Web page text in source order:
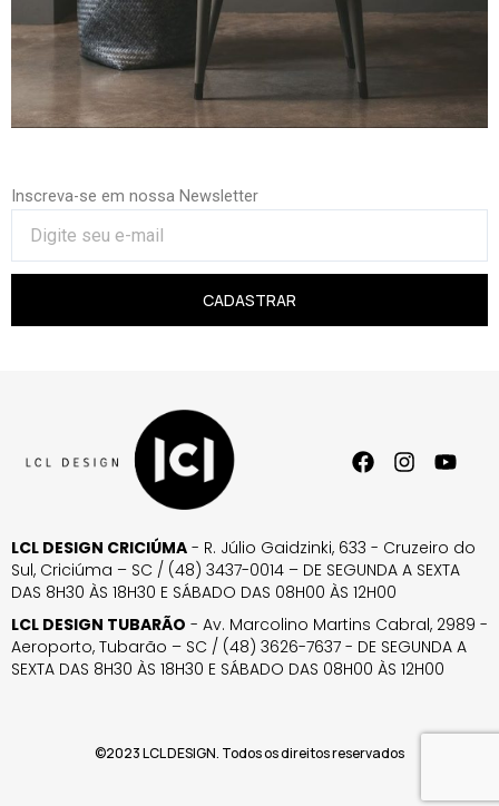
Inscreva-se em nossa Newsletter
CADASTRAR
LCL DESIGN CRICIÚMA - R. Júlio Gaidzinki, 633 - Cruzeiro do
Sul, Criciúma – SC / (48) 3437-0014 – DE SEGUNDA A SEXTA
DAS 8H30 ÀS 18H30 E SÁBADO DAS 08H00 ÀS 12H00
LCL DESIGN TUBARÃO - Av. Marcolino Martins Cabral, 2989 -
Aeroporto, Tubarão – SC / (48) 3626-7637 - DE SEGUNDA A
SEXTA DAS 8H30 ÀS 18H30 E SÁBADO DAS 08H00 ÀS 12H00
©2023 LCL DESIGN. Todos os direitos reservados